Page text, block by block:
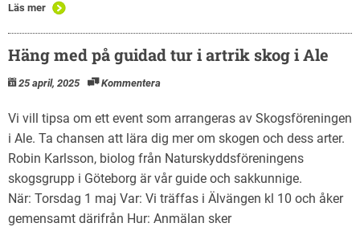
Läs mer
Häng med på guidad tur i artrik skog i Ale
25 april, 2025 Kommentera
Vi vill tipsa om ett event som arrangeras av Skogsföreningen
i Ale. Ta chansen att lära dig mer om skogen och dess arter.
Robin Karlsson, biolog från Naturskyddsföreningens
skogsgrupp i Göteborg är vår guide och sakkunnige.
När: Torsdag 1 maj Var: Vi träffas i Älvängen kl 10 och åker
gemensamt därifrån Hur: Anmälan sker